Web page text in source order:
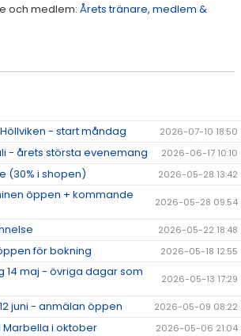
och medlem: Årets tränare, medlem &
- start måndag 2026-07-10 18:50
- årets största evenemang 2026-06-17 10:10
(30% i shopen) 2026-05-28 13:42
öppen + kommande
2026-05-28 09:54
2026-05-22 18:48
för bokning 2026-05-18 12:55
14 maj - övriga dagar som
2026-05-13 17:29
juni - anmälan öppen 2026-05-09 08:22
Marbella i oktober 2026-05-06 21:04